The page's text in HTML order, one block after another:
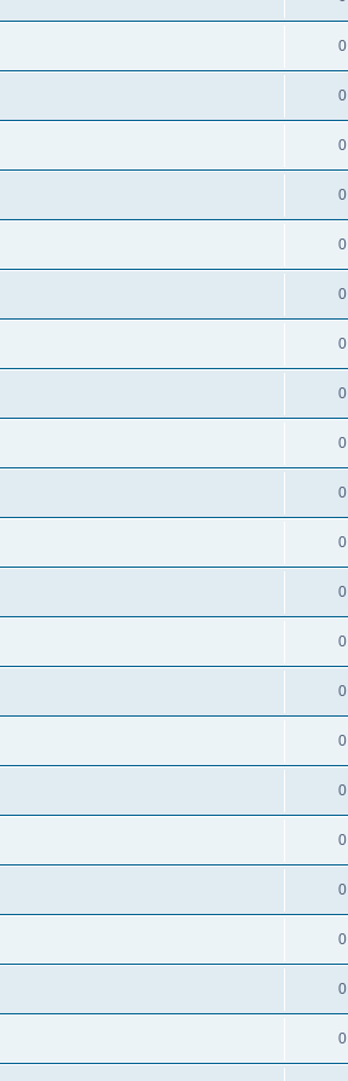
0
0
0
0
0
0
0
0
0
0
0
0
0
0
0
0
0
0
0
0
0